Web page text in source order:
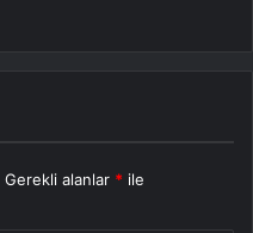
Gerekli alanlar * ile